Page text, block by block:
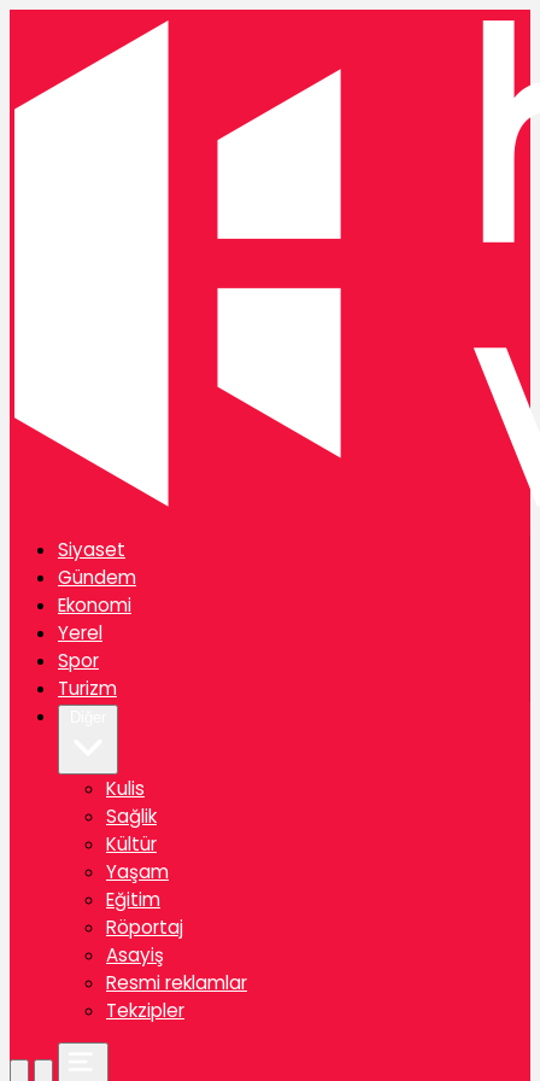
Siyaset
Gündem
Ekonomi
Yerel
Spor
Turizm
Kulis
Sağlik
Kültür
Yaşam
Eğitim
Röportaj
Asayiş
Resmi reklamlar
Tekzipler